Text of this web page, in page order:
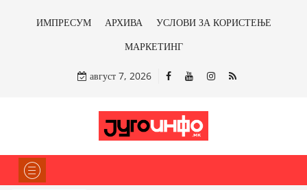
ИМПРЕСУМ АРХИВА
УСЛОВИ ЗА КОРИСТЕЊЕ
МАРКЕТИНГ
август 7, 2026